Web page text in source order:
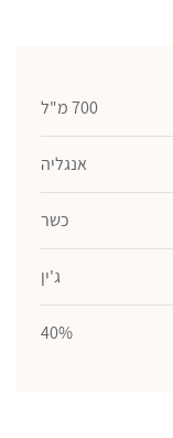
700 מ"ל
אנגליה
כשר
ג'ין
40%